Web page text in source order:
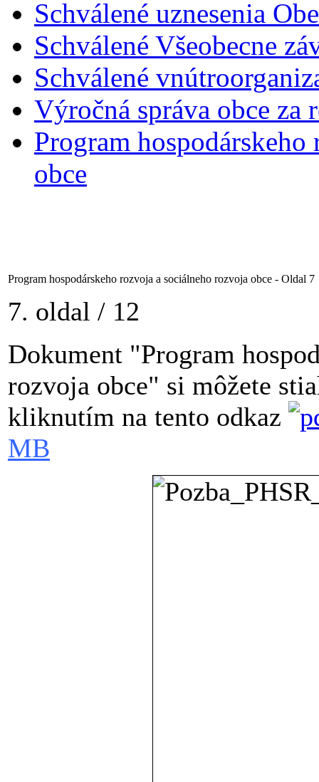
Schválené uznesenia
Schválené Všeobecne
Schválené
Výročná správa obce za
Program
obce
Program hospodárskeho rozvoja a sociálneho rozvoja obce - Oldal 7
7. oldal / 12
Dokument "Program
rozvoja obce" si môžete
kliknutím na tento odkaz
MB